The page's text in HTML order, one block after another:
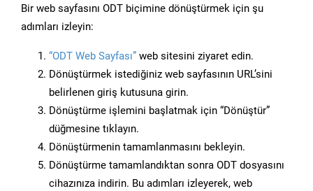
Bir web sayfasını ODT biçimine dönüştürmek için şu
adımları izleyin:
“ODT Web Sayfası” web sitesini ziyaret edin.
Dönüştürmek istediğiniz web sayfasının URL’sini
belirlenen giriş kutusuna girin.
Dönüştürme işlemini başlatmak için “Dönüştür”
düğmesine tıklayın.
Dönüştürmenin tamamlanmasını bekleyin.
Dönüştürme tamamlandıktan sonra ODT dosyasını
cihazınıza indirin. Bu adımları izleyerek, web